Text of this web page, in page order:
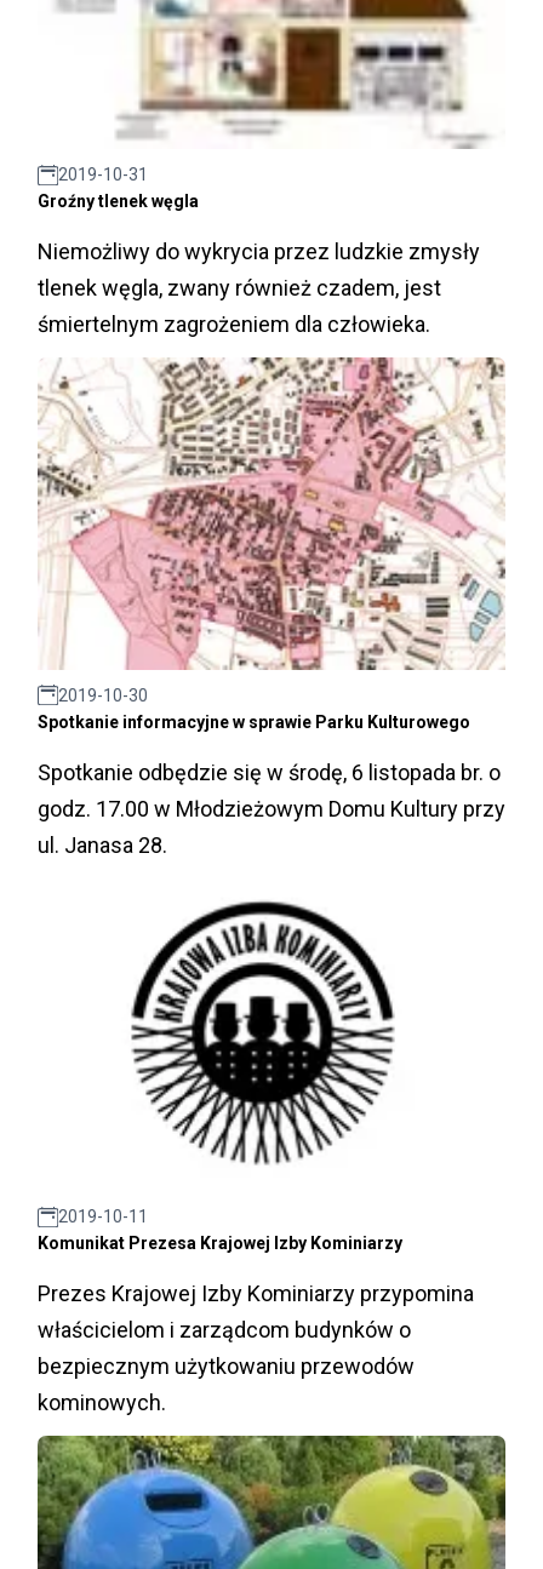
2019-10-31
Groźny tlenek węgla
Niemożliwy do wykrycia przez ludzkie zmysły
tlenek węgla, zwany również czadem, jest
śmiertelnym zagrożeniem dla człowieka.
2019-10-30
Spotkanie informacyjne w sprawie Parku Kulturowego
Spotkanie odbędzie się w środę, 6 listopada br. o
godz. 17.00 w Młodzieżowym Domu Kultury przy
ul. Janasa 28.
2019-10-11
Komunikat Prezesa Krajowej Izby Kominiarzy
Prezes Krajowej Izby Kominiarzy przypomina
właścicielom i zarządcom budynków o
bezpiecznym użytkowaniu przewodów
kominowych.